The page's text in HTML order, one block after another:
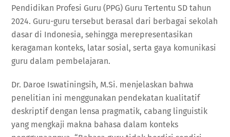
Pendidikan Profesi Guru (PPG) Guru Tertentu SD tahun
2024. Guru-guru tersebut berasal dari berbagai sekolah
dasar di Indonesia, sehingga merepresentasikan
keragaman konteks, latar sosial, serta gaya komunikasi
guru dalam pembelajaran.
Dr. Daroe Iswatiningsih, M.Si. menjelaskan bahwa
penelitian ini menggunakan pendekatan kualitatif
deskriptif dengan lensa pragmatik, cabang linguistik
yang mengkaji makna bahasa dalam konteks